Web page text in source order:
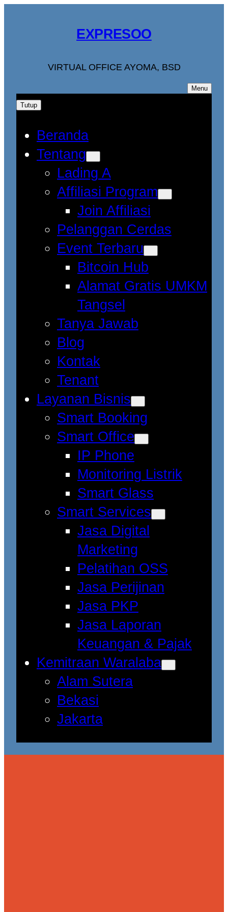
EXPRESOO
VIRTUAL OFFICE AYOMA, BSD
Menu
Tutup
Beranda
Tentang
Lading A
Affiliasi Program
Join Affiliasi
Pelanggan Cerdas
Event Terbaru
Bitcoin Hub
Alamat Gratis UMKM
Tangsel
Tanya Jawab
Blog
Kontak
Tenant
Layanan Bisnis
Smart Booking
Smart Office
IP Phone
Monitoring Listrik
Smart Glass
Smart Services
Jasa Digital
Marketing
Pelatihan OSS
Jasa Perijinan
Jasa PKP
Jasa Laporan
Keuangan & Pajak
Kemitraan Waralaba
Alam Sutera
Bekasi
Jakarta